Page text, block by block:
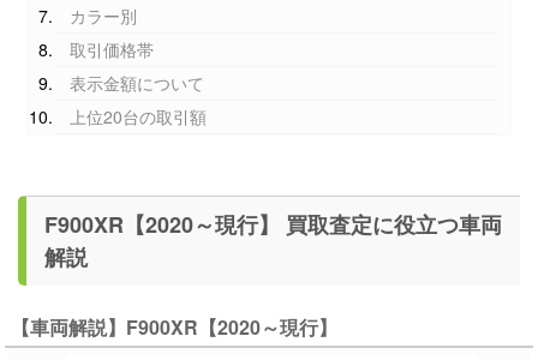
カラー別
取引価格帯
表示金額について
上位20台の取引額
F900XR【2020～現行】 買取査定に役立つ車両
解説
【車両解説】F900XR【2020～現行】